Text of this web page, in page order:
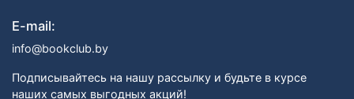
E-mail:
info@bookclub.by
Подписывайтесь на нашу рассылку и будьте в курсе
наших самых выгодных акций!